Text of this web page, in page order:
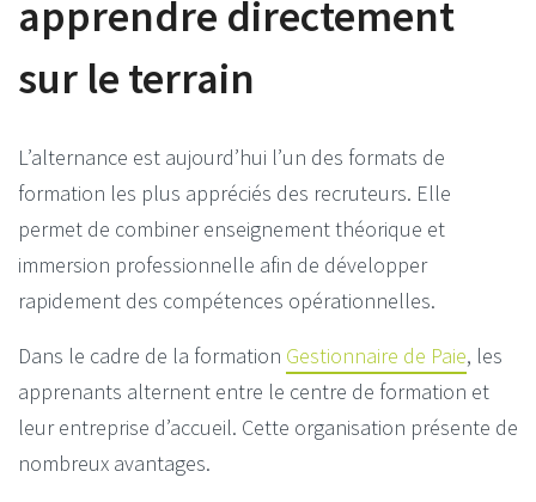
apprendre directement
sur le terrain
L’alternance est aujourd’hui l’un des formats de
formation les plus appréciés des recruteurs. Elle
permet de combiner enseignement théorique et
immersion professionnelle afin de développer
rapidement des compétences opérationnelles.
Dans le cadre de la formation Gestionnaire de Paie, les
apprenants alternent entre le centre de formation et
leur entreprise d’accueil. Cette organisation présente de
nombreux avantages.